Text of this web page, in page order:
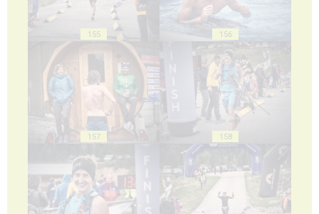
155 156
157 158